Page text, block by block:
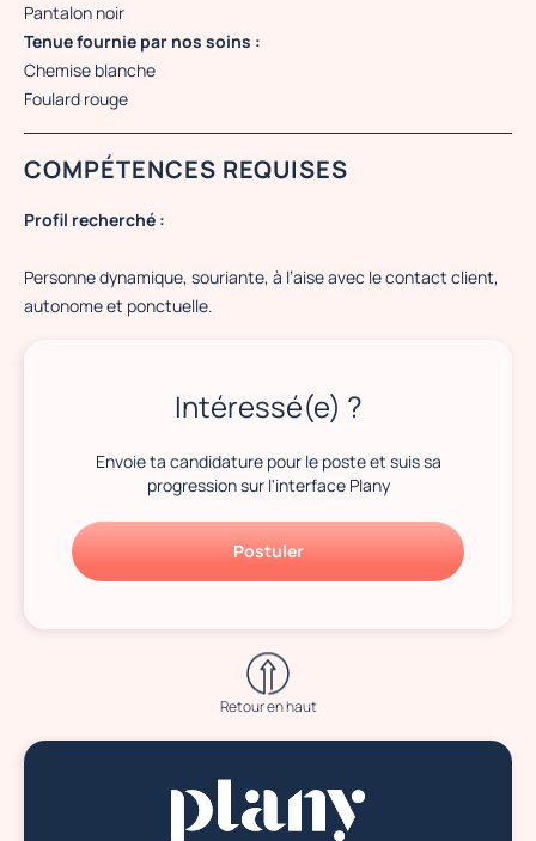
Pantalon noir
Tenue fournie par nos soins :
Chemise blanche
Foulard rouge
COMPÉTENCES REQUISES
Profil recherché :
Personne dynamique, souriante, à l’aise avec le contact client,
autonome et ponctuelle.
Intéressé(e) ?
Envoie ta candidature pour le poste et suis sa
progression sur l'interface Plany
Postuler
Retour en haut